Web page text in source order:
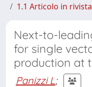
1.1 Articolo in rivista
Next-to-
for single
production at
Panizzi L;